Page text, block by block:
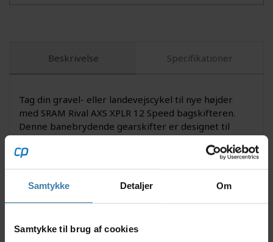
Samtykke Detaljer Om
Samtykke til brug af cookies
Beskrivelse Specifikationer
Tag din gravel- eller landevejscykel til nye højder
med SRAM Rival AXS XPLR 12 Speed bagskifteren.
Denne banebrydende gearskifter er designet til
rytteren, der ønsker alsidighed, pålidelighed og
trådløs teknologi på alle eventyr - uanset om du
udforsker grusveje eller cruiser på asfalt. SRAM’s AXS-
platform giver dig præcis og hurtig elektronisk
gearskift, mens XPLR-designet sikrer en bred
gearspredning særligt optimeret til varieret terræn.
Nyttige facts